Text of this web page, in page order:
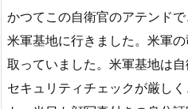
かつてこの自衛官のアテンド
米軍基地に行きました。米軍
取っていました。米軍基地は
セキュリティチェックが厳し